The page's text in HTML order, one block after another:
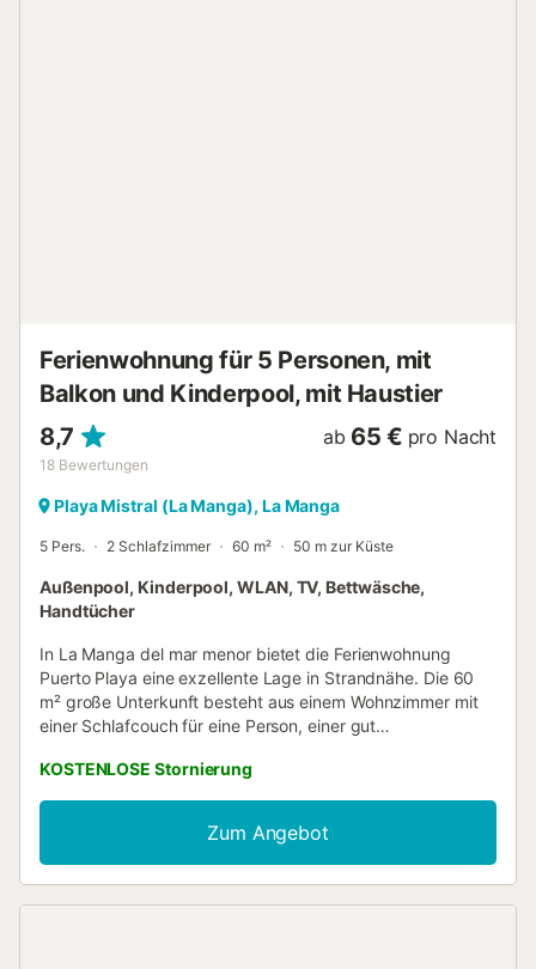
Ferienwohnung für 5 Personen, mit
Balkon und Kinderpool, mit Haustier
8,7
18 Bewertungen
ab 65 € pro Nacht
Playa Mistral (La Manga), La Manga
5 Pers. 2 Schlafzimmer 60 m² 50 m zur Küste
Außenpool, Kinderpool, WLAN, TV, Bettwäsche,
Handtücher
In La Manga del mar menor bietet die Ferienwohnung
Puerto Playa eine exzellente Lage in Strandnähe. Die 60
m² große Unterkunft besteht aus einem Wohnzimmer mit
einer Schlafcouch für eine Person, einer gut
Badezimmer und bietet somit Platz für 5 Personen. Zur
Ausstattung gehören außerdem Highspeed-WLAN (für
Videoanrufe geeignet), ein TV sowie eine Waschmaschine.
Ein Babybett ist ebenfalls vorhanden. Heizungen sind auf
Anfrage erhältlich. Diese Unterkunft verfügt über einen
KOSTENLOSE Stornierung
Zum Angebot